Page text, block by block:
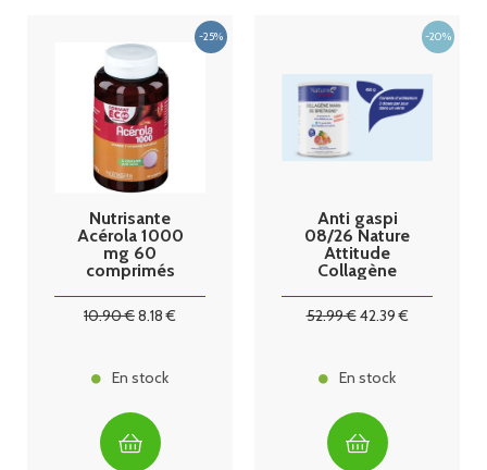
Nutrisante
Acérola 1000
mg 60
comprimés
10.90€8.18 €
En stock
Anti gaspi
08/26 Nature
Attitude
Collagène
G
52.99€42.39€
En stock